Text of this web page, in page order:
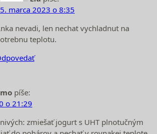
marca 2023 o 8:35
nevadi, len nechat vychladnut na
teplotu.
píše:
o 21:29
zmiešať jogurt s UHT plnotučným